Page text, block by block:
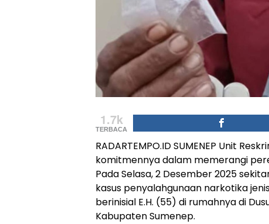
1.7k
TERBACA
RADARTEMPO.ID SUMENEP Unit
komitmennya dalam memerangi
Pada Selasa, 2 Desember 2025
kasus penyalahgunaan narkotika
berinisial E.H. (55) di rumahnya di
Kabupaten Sumenep.